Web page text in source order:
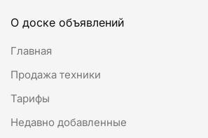
О доске объявлений
Главная
Продажа техники
Тарифы
Недавно добавленные